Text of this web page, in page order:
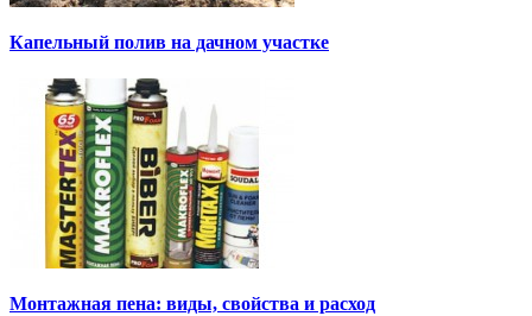
Капельный полив на дачном участке
Монтажная пена: виды, свойства и расход